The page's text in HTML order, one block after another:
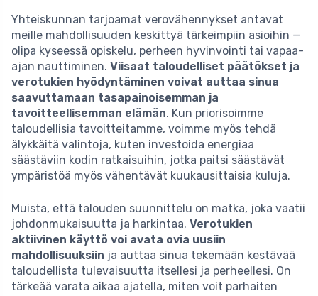
Yhteiskunnan tarjoamat verovähennykset antavat
meille mahdollisuuden keskittyä tärkeimpiin asioihin —
olipa kyseessä opiskelu, perheen hyvinvointi tai vapaa-
ajan nauttiminen. Viisaat taloudelliset päätökset ja
verotukien hyödyntäminen voivat auttaa sinua
saavuttamaan tasapainoisemman ja
tavoitteellisemman elämän. Kun priorisoimme
taloudellisia tavoitteitamme, voimme myös tehdä
älykkäitä valintoja, kuten investoida energiaa
säästäviin kodin ratkaisuihin, jotka paitsi säästävät
ympäristöä myös vähentävät kuukausittaisia kuluja.
Muista, että talouden suunnittelu on matka, joka vaatii
johdonmukaisuutta ja harkintaa. Verotukien
aktiivinen käyttö voi avata ovia uusiin
mahdollisuuksiin ja auttaa sinua tekemään kestävää
taloudellista tulevaisuutta itsellesi ja perheellesi. On
tärkeää varata aikaa ajatella, miten voit parhaiten